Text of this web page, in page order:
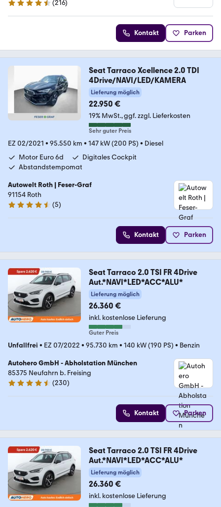
4.4 Sterne (216)
Kontakt Parken
Seat Tarraco Xcellence 2.0 TDI
4Drive/NAVI/LED/KAMERA
Lieferung möglich
22.950 €
19% MwSt. ggf. zzgl. Lieferkosten
Sehr guter Preis
EZ 02/2021 • 95.550 km • 147 kW (200 PS) • Diesel
Motor Euro 6d
Digitales Cockpit
Abstandstempomat
Autowelt Roth | Feser-Graf
91154 Roth
4.4 Sterne
(5)
Kontakt Parken
Seat Tarraco 2.0 TSI FR 4Drive
Aut.*NAVI*LED*ACC*ALU*
Lieferung möglich
26.360 €
inkl. kostenlose Lieferung
Guter Preis
Unfallfrei • EZ 07/2022 • 95.730 km • 140 kW (190 PS) • Benzin
Autohero GmbH - Abholstation München
85375 Neufahrn b. Freising
4.4 Sterne
(230)
Kontakt Parken
Seat Tarraco 2.0 TSI FR 4Drive
Aut.*NAVI*LED*ACC*ALU*
Lieferung möglich
26.360 €
inkl. kostenlose Lieferung